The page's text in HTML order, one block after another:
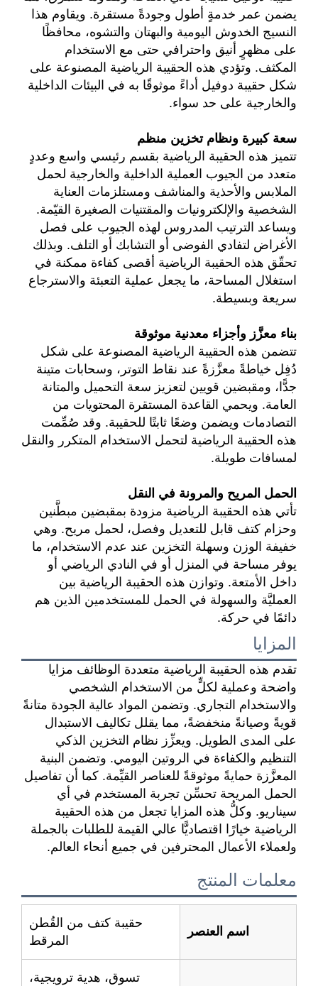
يضمن عمر خدمةٍ أطول وجودةً مستقرة. ويقاوم هذا
النسيج الخدوش اليومية والبهتان والتشوه، محافظًا
على مظهرٍ أنيق واحترافي حتى مع الاستخدام
المكثف. وتؤدي هذه الحقيبة الرياضية المصنوعة على
شكل حقيبة دوفيل أداءً موثوقًا به في البيئات الداخلية
والخارجية على حد سواء.
سعة كبيرة ونظام تخزين منظم
تتميز هذه الحقيبة الرياضية بقسم رئيسي واسع وعددٍ
متعدد من الجيوب العملية الداخلية والخارجية لحمل
الملابس والأحذية والمناشف ومستلزمات العناية
الشخصية والإلكترونيات والمقتنيات الصغيرة القيّمة.
ويساعد الترتيب المدروس لهذه الجيوب على فصل
الأغراض لتفادي الفوضى أو التشابك أو التلف. وبذلك
تحقّق هذه الحقيبة الرياضية أقصى كفاءة ممكنة في
استغلال المساحة، ما يجعل عملية التعبئة والاسترجاع
سريعة وبسيطة.
بناء معزَّز وأجزاء معدنية موثوقة
تتضمن هذه الحقيبة الرياضية المصنوعة على شكل
دُفِل خياطةً معزَّزةً عند نقاط التوتر، وسحابات متينة
جدًّا، ومقبضين قويين لتعزيز سعة التحميل والمتانة
العامة. ويحمي القاعدة المستقرة المحتويات من
التصادمات ويضمن وضعًا ثابتًا للحقيبة. وقد صُمِّمت
هذه الحقيبة الرياضية لتحمل الاستخدام المتكرر والنقل
لمسافات طويلة.
الحمل المريح والمرونة في النقل
تأتي هذه الحقيبة الرياضية مزودة بمقبضين مبطَّنين
وحزام كتف قابل للتعديل وفصل، لحمل مريح. وهي
خفيفة الوزن وسهلة التخزين عند عدم الاستخدام، ما
يوفر مساحة في المنزل أو في النادي الرياضي أو
داخل الأمتعة. وتوازن هذه الحقيبة الرياضية بين
العمليَّة والسهولة في الحمل للمستخدمين الذين هم
دائمًا في حركة.
المزايا
تقدم هذه الحقيبة الرياضية متعددة الوظائف مزايا
واضحة وعملية لكلٍّ من الاستخدام الشخصي
والاستخدام التجاري. وتضمن المواد عالية الجودة متانةً
قويةً وصيانةً منخفضةً، مما يقلل تكاليف الاستبدال
على المدى الطويل. ويعزِّز نظام التخزين الذكي
التنظيم والكفاءة في الروتين اليومي. وتضمن البنية
المعزَّزة حمايةً موثوقةً للعناصر القيِّمة. كما أن تفاصيل
الحمل المريحة تحسِّن تجربة المستخدم في أي
سيناريو. وكلُّ هذه المزايا تجعل من هذه الحقيبة
الرياضية خيارًا اقتصاديًّا عالي القيمة للطلبات بالجملة
ولعملاء الأعمال المحترفين في جميع أنحاء العالم.
معلمات المنتج
اسم العنصر
حقيبة كتف من القُطن
المرقط
تسوق، هدية ترويجية،